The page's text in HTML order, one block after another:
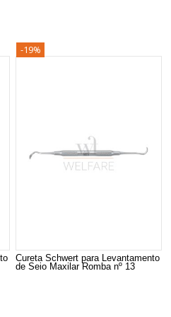
-19%
Cureta Schwert para Levantamento
de Seio Maxilar Romba nº 13